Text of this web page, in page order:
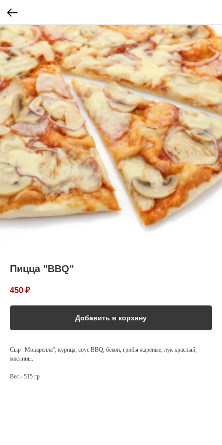
Пицца "BBQ"
450 ₽
Добавить в корзину
Сыр "Моцарелла", курица, соус BBQ, бекон, грибы жареные, лук красный,
маслины.
Вес - 515 гр